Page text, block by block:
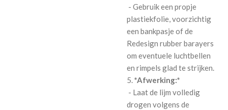
- Gebruik een propje
plastiekfolie, voorzichtig
een bankpasje of de
Redesign rubber barayers
om eventuele luchtbellen
en rimpels glad te strijken.
5.*Afwerking:*
- Laat de lijm volledig
drogen volgens de